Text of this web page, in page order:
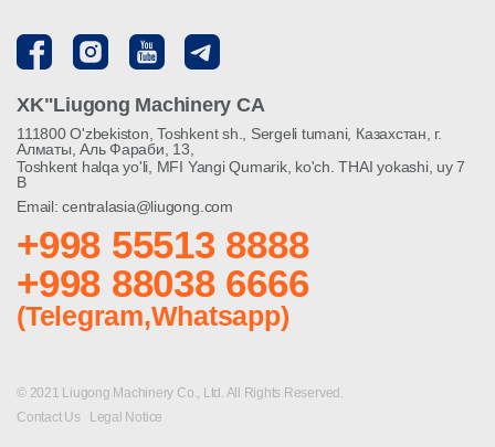
XK"Liugong Machinery CA
111800 O'zbekiston, Toshkent sh., Sergeli tumani, Казахстан, г.
Алматы, Аль Фараби, 13,
Toshkent halqa yo'li, MFI Yangi Qumarik, ko'ch. THAI yokashi, uy 7
B
Email: centralasia@liugong.com
+998 55513 8888
+998 88038 6666
(Telegram,Whatsapp)
© 2021 Liugong Machinery Co., Ltd. All Rights Reserved.
Contact Us
Legal Notice